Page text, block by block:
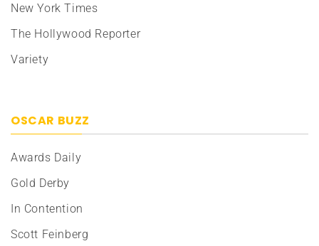
New York Times
The Hollywood Reporter
Variety
OSCAR BUZZ
Awards Daily
Gold Derby
In Contention
Scott Feinberg